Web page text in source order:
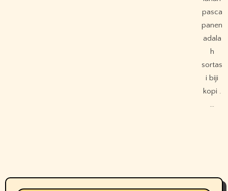
pasca
panen
adala
h
sortas
i biji
kopi .
…